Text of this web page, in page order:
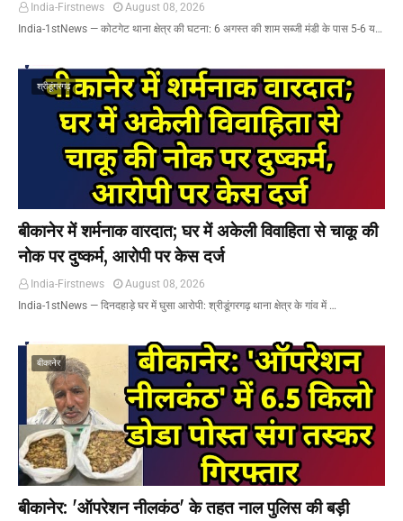
India-Firstnews
August 08, 2026
India-1stNews ​— कोटगेट थाना क्षेत्र की घटना: 6 अगस्त की शाम सब्जी मंडी के पास 5-6 य…
श्रीडूंगरगढ़
बीकानेर में शर्मनाक वारदात; घर में अकेली विवाहिता से चाकू की
नोक पर दुष्कर्म, आरोपी पर केस दर्ज
India-Firstnews
August 08, 2026
India-1stNews ​— दिनदहाड़े घर में घुसा आरोपी: श्रीडूंगरगढ़ थाना क्षेत्र के गांव में …
बीकानेर
बीकानेर: 'ऑपरेशन नीलकंठ' के तहत नाल पुलिस की बड़ी